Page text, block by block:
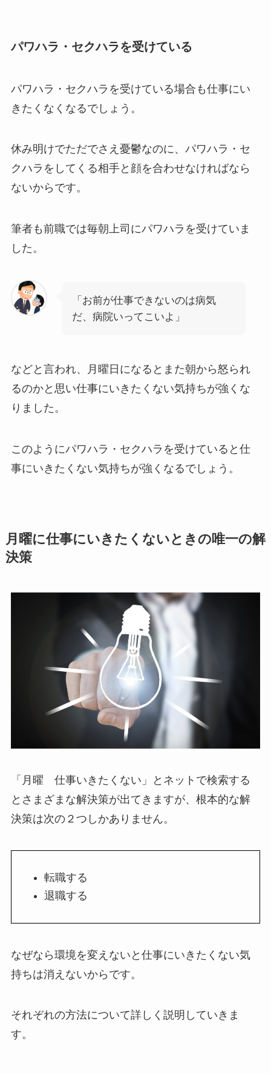
パワハラ・セクハラを受けている
パワハラ・セクハラを受けている場合も仕事にい
きたくなくなるでしょう。
休み明けでただでさえ憂鬱なのに、パワハラ・セ
クハラをしてくる相手と顔を合わせなければなら
ないからです。
筆者も前職では毎朝上司にパワハラを受けていま
した。
「お前が仕事できないのは病気
だ、病院いってこいよ」
などと言われ、月曜日になるとまた朝から怒られ
るのかと思い仕事にいきたくない気持ちが強くな
りました。
このようにパワハラ・セクハラを受けていると仕
事にいきたくない気持ちが強くなるでしょう。
月曜に仕事にいきたくないときの唯一の解
決策
「月曜 仕事いきたくない」とネットで検索する
とさまざまな解決策が出てきますが、根本的な解
決策は次の２つしかありません。
転職する
退職する
なぜなら環境を変えないと仕事にいきたくない気
持ちは消えないからです。
それぞれの方法について詳しく説明していきま
す。